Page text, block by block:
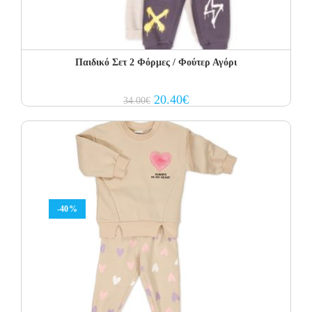
Παιδικό Σετ 2 Φόρμες / Φούτερ Αγόρι
34.00€ Original
price
34.00€.
20.40€Current
price
20.40€.
-40%